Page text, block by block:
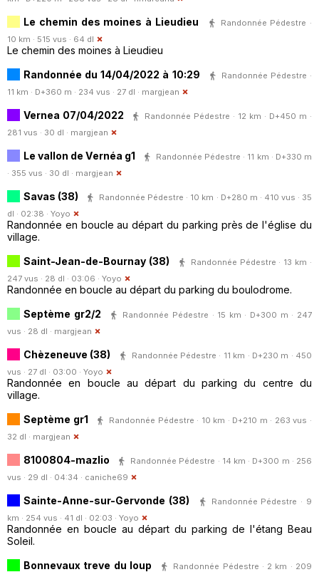
Le chemin des moines à Lieudieu
Randonnée Pédestre ·
10 km · 515 vus · 64 dl
Le chemin des moines à Lieudieu
Randonnée du 14/04/2022 à 10:29
Randonnée Pédestre ·
11 km · D+360 m · 234 vus · 27 dl · margjean
Vernea 07/04/2022
Randonnée Pédestre · 12 km · D+450 m ·
281 vus · 30 dl · margjean
Le vallon de Vernéa g1
Randonnée Pédestre · 11 km · D+330 m
· 355 vus · 30 dl · margjean
Savas (38)
Randonnée Pédestre · 10 km · D+280 m · 410 vus · 35
dl · 02:38 · Yoyo
Randonnée en boucle au départ du parking près de l'église du
village.
Saint-Jean-de-Bournay (38)
Randonnée Pédestre · 13 km ·
247 vus · 28 dl · 03:06 · Yoyo
Randonnée en boucle au départ du parking du boulodrome.
Septème gr2/2
Randonnée Pédestre · 15 km · D+300 m · 247
vus · 28 dl · margjean
Chèzeneuve (38)
Randonnée Pédestre · 11 km · D+230 m · 450
vus · 27 dl · 03:00 · Yoyo
Randonnée en boucle au départ du parking du centre du
village.
Septème gr1
Randonnée Pédestre · 10 km · D+210 m · 263 vus ·
32 dl · margjean
8100804-mazlio
Randonnée Pédestre · 14 km · D+300 m · 256
vus · 29 dl · 04:34 · caniche69
Sainte-Anne-sur-Gervonde (38)
Randonnée Pédestre · 9
km · 254 vus · 41 dl · 02:03 · Yoyo
Randonnée en boucle au départ du parking de l'étang Beau
Soleil.
Bonnevaux treve du loup
Randonnée Pédestre · 2 km · 209